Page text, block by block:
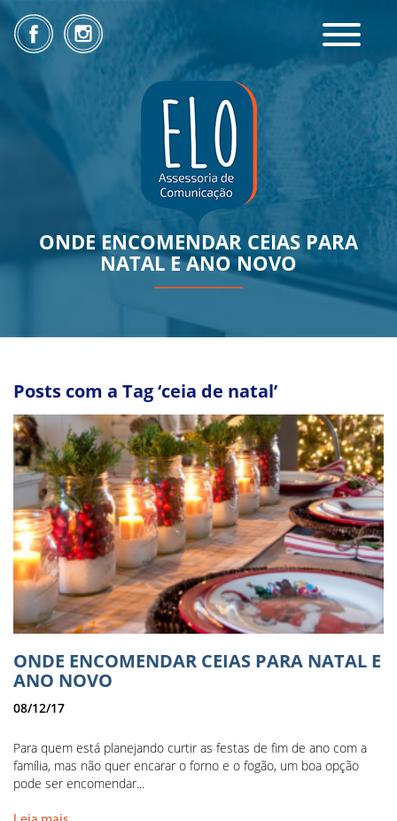
Toggle
ONDE ENCOMENDAR CEIAS PARA
NATAL E ANO NOVO
Posts com a Tag ‘ceia de natal’
ONDE ENCOMENDAR CEIAS PARA NATAL E
ANO NOVO
08/12/17
Para quem está planejando curtir as festas de fim de ano com a
família, mas não quer encarar o forno e o fogão, um boa opção
pode ser encomendar...